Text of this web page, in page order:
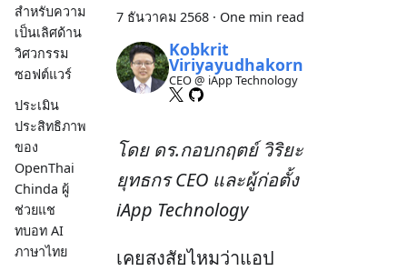
สำหรับความ
เป็นเลิศด้าน
วิศวกรรม
ซอฟต์แวร์
ประเมิน
ประสิทธิภาพ
ของ
OpenThai
Chinda ผู้
ช่วยแช
ทบอท AI
ภาษาไทย
7 ธันวาคม 2568 · One min read
Kobkrit
Viriyayudhakorn
CEO @ iApp Technology
โดย ดร.กอบกฤตย์ วิริยะ
ยุทธกร CEO และผู้ก่อตั้ง
iApp Technology
เคยสงสัยไหมว่าแอป